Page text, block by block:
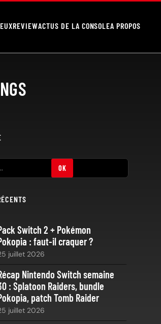
REVIEWACTUS DE LA CONSOLEA PROPOS
OK
Switch 2 + Pokémon
: faut-il craquer ?
juillet 2026
Nintendo Switch semaine
: Splatoon Raiders, bundle
patch Tomb Raider
juillet 2026